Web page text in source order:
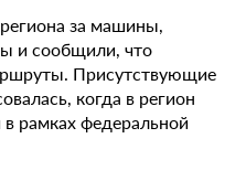
за машины,
и сообщили, что
Присутствующие
когда в регион
рамках федеральной